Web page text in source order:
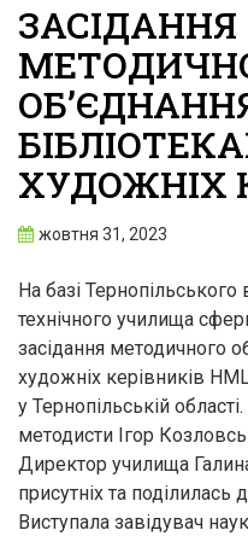
ЗАСІДАННЯ
ХУДОЖНІХ
жовтня 31, 2023
На базі
технічного училища
засідання методичного
художніх керівників
у Тернопільській
методисти Ігор
Директор училища
присутніх та
Виступала завідувач